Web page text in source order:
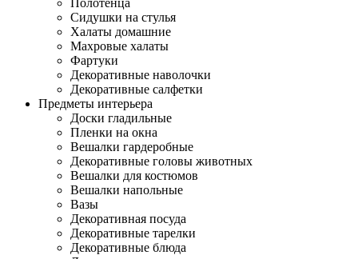
Полотенца
Сидушки на стулья
Халаты домашние
Махровые халаты
Фартуки
Декоративные наволочки
Декоративные салфетки
Предметы интерьера
Доски гладильные
Пленки на окна
Вешалки гардеробные
Декоративные головы животных
Вешалки для костюмов
Вешалки напольные
Вазы
Декоративная посуда
Декоративные тарелки
Декоративные блюда